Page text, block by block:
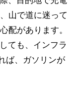
山で道に迷って
配があります。
ても、インフラ
ば、ガソリンが